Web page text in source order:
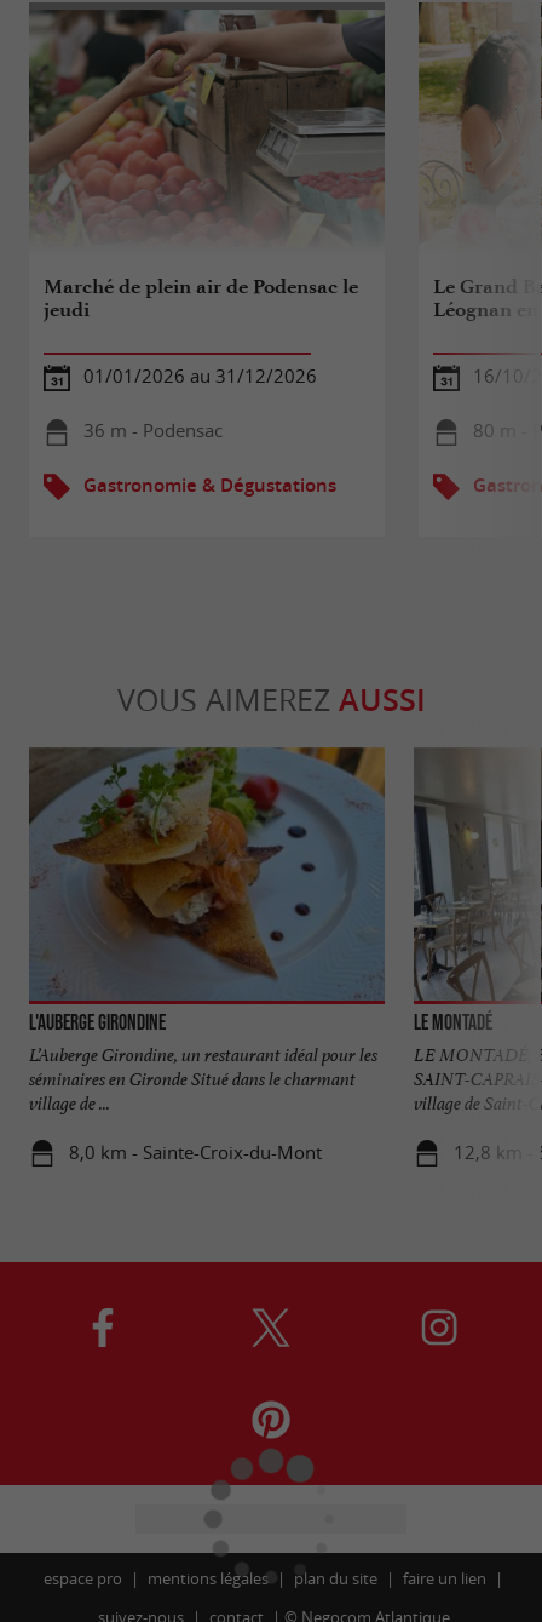
Marché de plein air de Podensac le
jeudi
01/01/2026 au 31/12/2026
36 m - Podensac
Gastronomie & Dégustations
Le Grand
Léognan
16/10/
80 m -
VOUS AIMEREZ AUSSI
L'Auberge Girondine
L’Auberge Girondine, un restaurant idéal pour les
séminaires en Gironde Situé dans le charmant
village de ...
8,0 km - Sainte-Croix-du-Mont
Le Montadé
LE MONTADÉ,
SAINT-
village de Saint-
12,8 km -
espace pro mentions légales plan du site
faire un lien